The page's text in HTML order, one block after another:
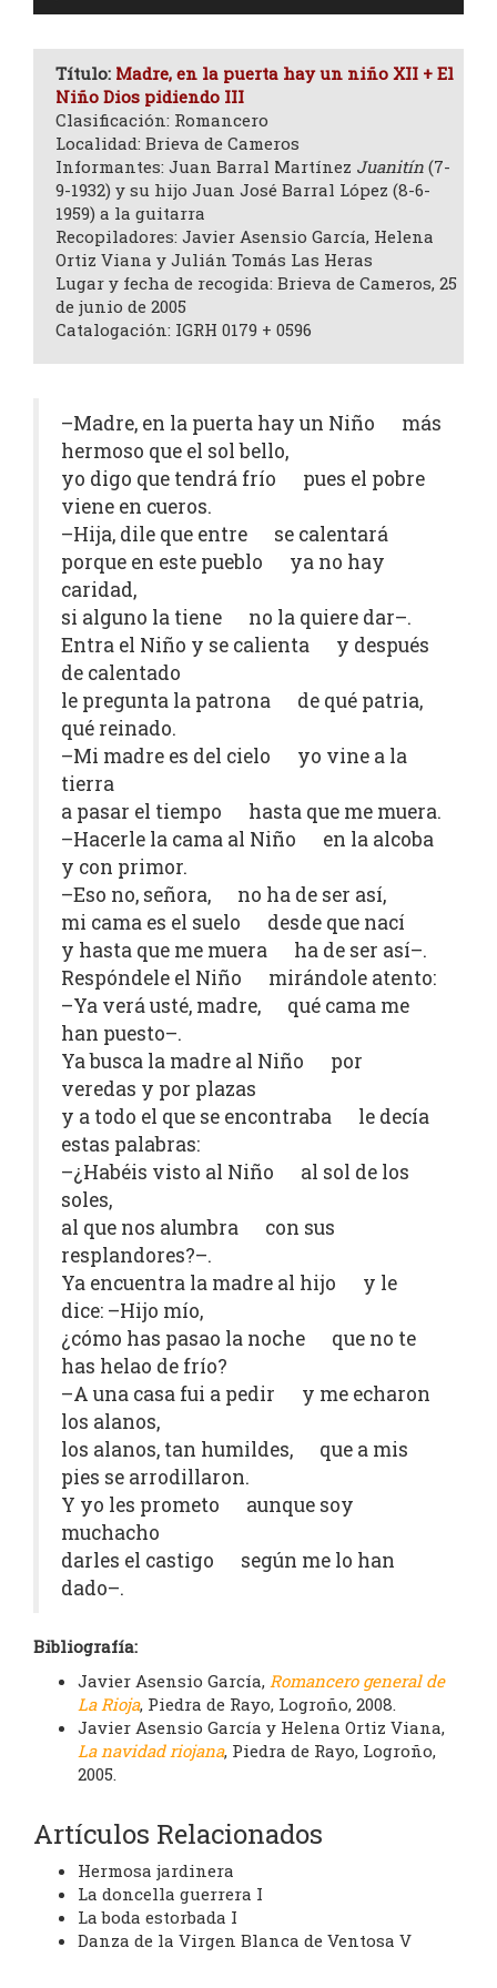
Título: Madre, en la puerta hay un niño XII + El
Niño Dios pidiendo III
Clasificación: Romancero
Localidad: Brieva de Cameros
Informantes: Juan Barral Martínez Juanitín (7-
9-1932) y su hijo Juan José Barral López (8-6-
1959) a la guitarra
Recopiladores: Javier Asensio García, Helena
Ortiz Viana y Julián Tomás Las Heras
Lugar y fecha de recogida: Brieva de Cameros, 25
de junio de 2005
Catalogación: IGRH 0179 + 0596
–Madre, en la puerta hay un Niño más
hermoso que el sol bello,
yo digo que tendrá frío pues el pobre
viene en cueros.
–Hija, dile que entre se calentará
porque en este pueblo ya no hay
caridad,
si alguno la tiene no la quiere dar–.
Entra el Niño y se calienta y después
de calentado
le pregunta la patrona de qué patria,
qué reinado.
–Mi madre es del cielo yo vine a la
tierra
a pasar el tiempo hasta que me muera.
–Hacerle la cama al Niño en la alcoba
y con primor.
–Eso no, señora, no ha de ser así,
mi cama es el suelo desde que nací
y hasta que me muera ha de ser así–.
Respóndele el Niño mirándole atento:
–Ya verá usté, madre, qué cama me
han puesto–.
Ya busca la madre al Niño por
veredas y por plazas
y a todo el que se encontraba le decía
estas palabras:
–¿Habéis visto al Niño al sol de los
soles,
al que nos alumbra con sus
resplandores?–.
Ya encuentra la madre al hijo y le
dice: –Hijo mío,
¿cómo has pasao la noche que no te
has helao de frío?
–A una casa fui a pedir y me echaron
los alanos,
los alanos, tan humildes, que a mis
pies se arrodillaron.
Y yo les prometo aunque soy
muchacho
darles el castigo según me lo han
dado–.
Bibliografía:
Javier Asensio García, Romancero general de
La Rioja, Piedra de Rayo, Logroño, 2008.
Javier Asensio García y Helena Ortiz Viana,
La navidad riojana, Piedra de Rayo, Logroño,
2005.
Artículos Relacionados
Hermosa jardinera
La doncella guerrera I
La boda estorbada I
Danza de la Virgen Blanca de Ventosa V